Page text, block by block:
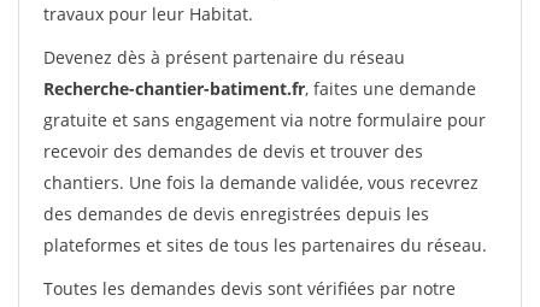
travaux pour leur Habitat.
Devenez dès à présent partenaire du réseau
Recherche-chantier-batiment.fr, faites une demande
gratuite et sans engagement via notre formulaire pour
recevoir des demandes de devis et trouver des
chantiers. Une fois la demande validée, vous recevrez
des demandes de devis enregistrées depuis les
plateformes et sites de tous les partenaires du réseau.
Toutes les demandes devis sont vérifiées par notre